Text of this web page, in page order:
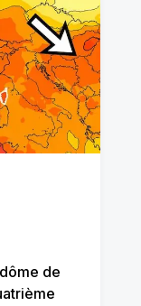
de